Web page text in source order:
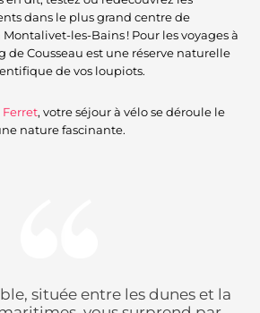
dans le plus grand centre de
les-Bains ! Pour les voyages à
de Cousseau est une réserve naturelle
de vos loupiots.
Ferret, votre séjour à vélo se déroule le
nature fascinante.
située entre les dunes et la